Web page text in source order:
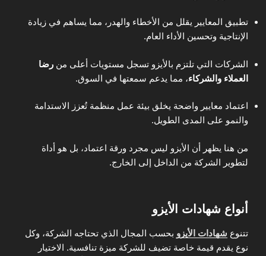
تطبيق المعايير يقلل من الأخطاء والهدر، مما يساهم في زيادة
الإنتاجية وتحسين الأداء العام.
الشركات التي تلتزم بالأيزو تسجل مستويات أعلى من رضا
العملاء والشركاء، مما يدعم سمعتها في السوق.
اعتماد معايير واضحة يخلق بيئة عمل منظمة تُعزز الاستدامة
والنمو على المدى الطويل.
من هنا يظهر أن الأيزو ليس مجرد ورقة اعتماد، بل هو أداة
لتطوير الشركة من الداخل إلى الخارج.
أنواع شهادات الأيزو
تتنوع شهادات الأيزو بحسب المجال الذي تحتاجه الشركة، وكل
نوع يقدم قيمة خاصة تضيف للشركة ميزة تنافسية. الاختيار